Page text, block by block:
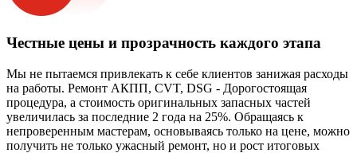
Честные цены и прозрачность каждого этапа
Мы не пытаемся привлекать к себе клиентов занижая расходы
на работы. Ремонт АКПП, CVT, DSG - Дорогостоящая
процедура, а стоимость оригинальных запасных частей
увеличилась за последние 2 года на 25%. Обращаясь к
непроверенным мастерам, основываясь только на цене, можно
получить не только ужасный ремонт, но и рост итоговых